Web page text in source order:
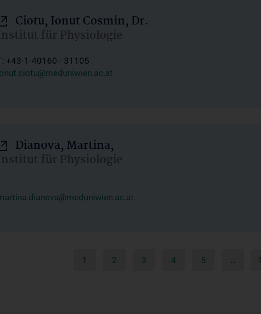
Ciotu, Ionut Cosmin, Dr.
für Physiologie
+43-1-40160 - 31105
Dianova, Martina,
für Physiologie
1 2 3 4 5 …